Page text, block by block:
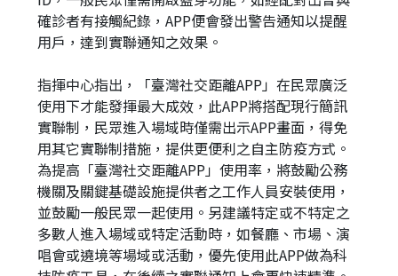
確診者有接觸紀錄，APP便會發出警告通知以提醒
用戶，達到實聯通知之效果。
指揮中心指出，「臺灣社交距離APP」在民眾廣泛
使用下才能發揮最大成效，此APP將搭配現行簡訊
實聯制，民眾進入場域時僅需出示APP畫面，得免
用其它實聯制措施，提供更便利之自主防疫方式。
為提高「臺灣社交距離APP」使用率，將鼓勵公務
機關及關鍵基礎設施提供者之工作人員安裝使用，
並鼓勵一般民眾一起使用。另建議特定或不特定之
多數人進入場域或特定活動時，如餐廳、市場、演
唱會或遶境等場域或活動，優先使用此APP做為科